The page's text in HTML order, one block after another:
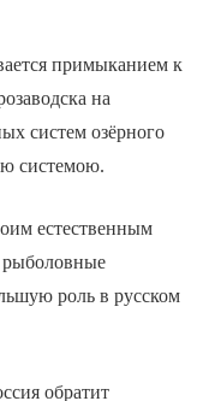
примыканием к
на
систем озёрного
системою.
естественным
рыболовные
роль в русском
обратит